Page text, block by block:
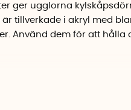
ger ugglorna
tillverkade i akryl med
Använd dem för att hålla